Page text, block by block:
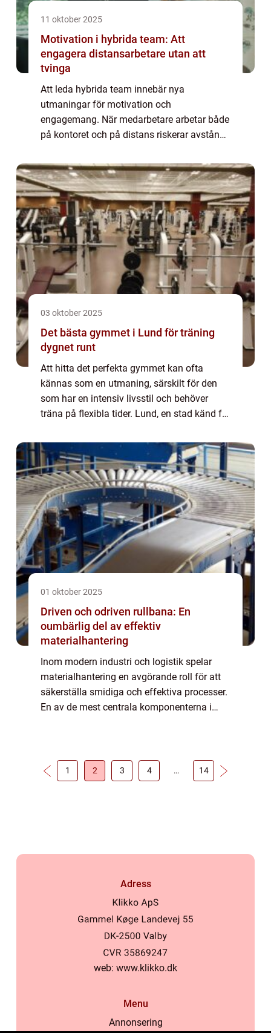
11 oktober 2025
Motivation i hybrida team: Att
engagera distansarbetare utan att
tvinga
Att leda hybrida team innebär nya
utmaningar för motivation och
engagemang. När medarbetare arbetar både
på kontoret och på distans riskerar avstånd
samhörighet, fokus...
03 oktober 2025
Det bästa gymmet i Lund för träning
dygnet runt
Att hitta det perfekta gymmet kan ofta
kännas som en utmaning, särskilt för den
som har en intensiv livsstil och behöver
träna på flexibla tider. Lund, en stad känd för
01 oktober 2025
Driven och odriven rullbana: En
oumbärlig del av effektiv
materialhantering
Inom modern industri och logistik spelar
materialhantering en avgörande roll för att
säkerställa smidiga och effektiva processer.
En av de mest centrala komponenterna i
1 2 3 4 … 14
Adress
web: www.klikko.dk
Menu
Annonsering